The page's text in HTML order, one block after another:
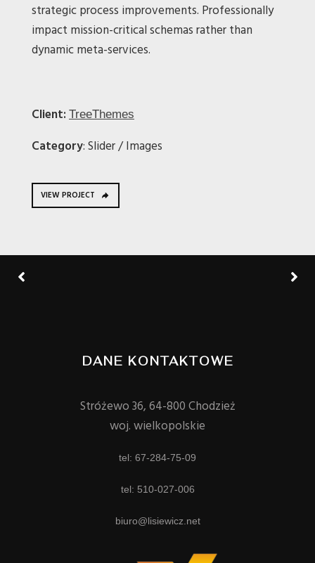
strategic process improvements. Professionally
impact mission-critical schemas rather than
dynamic meta-services.
Client: TreeThemes
Category: Slider / Images
VIEW PROJECT
DANE KONTAKTOWE
Stróżewo 36, 64-800 Chodzież
woj. wielkopolskie
tel: 67-284-75-09
tel: 510-027-006
biuro@lisiewicz.net